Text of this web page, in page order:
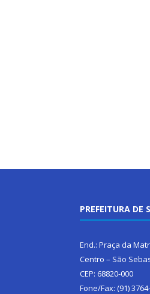
PREFEITURA DE
End.: Praça da
Centro – São
CEP: 68820-000
Fone/Fax: (91)